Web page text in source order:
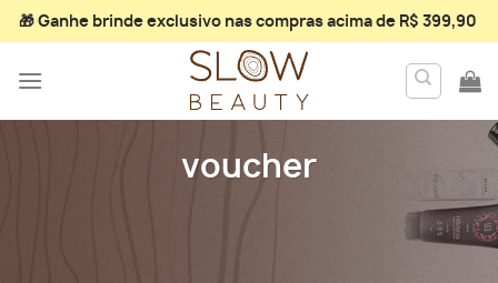
Skip
to
🎁 Ganhe brinde exclusivonas compras acima de R$ 399,90
voucher